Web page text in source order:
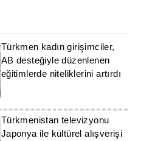
Türkmen kadın girişimciler,
AB desteğiyle düzenlenen
eğitimlerde niteliklerini artırdı
Türkmenistan televizyonu
Japonya ile kültürel alışverişi